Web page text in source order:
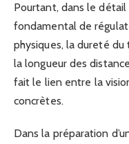
Pourtant, dans le
fondamental de
physiques, la dureté
la longueur des
fait le lien entre la
concrètes.
Dans la préparation